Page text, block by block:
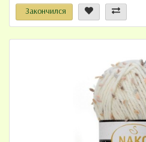
Закончился